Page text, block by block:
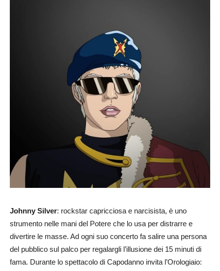
Johnny Silver: rockstar capricciosa e narcisista, è uno
strumento nelle mani del Potere che lo usa per distrarre e
divertire le masse. Ad ogni suo concerto fa salire una persona
del pubblico sul palco per regalargli l’illusione dei 15 minuti di
fama. Durante lo spettacolo di Capodanno invita l’Orologiaio: